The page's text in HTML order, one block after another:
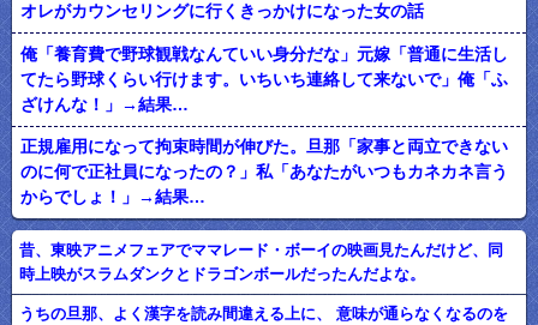
オレがカウンセリングに行くきっかけになった女の話
俺「養育費で野球観戦なんていい身分だな」元嫁「普通に生活し
てたら野球くらい行けます。いちいち連絡して来ないで」俺「ふ
ざけんな！」→結果…
正規雇用になって拘束時間が伸びた。旦那「家事と両立できない
のに何で正社員になったの？」私「あなたがいつもカネカネ言う
からでしょ！」→結果…
昔、東映アニメフェアでママレード・ボーイの映画見たんだけど、同
時上映がスラムダンクとドラゴンボールだったんだよな。
うちの旦那、よく漢字を読み間違える上に、 意味が通らなくなるのを